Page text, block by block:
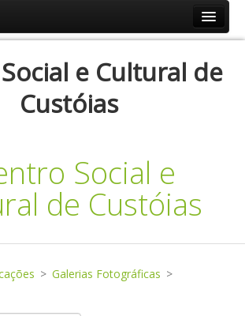
Domiciliário
e Cultural de
Custóias
> Galerias Fotográficas >